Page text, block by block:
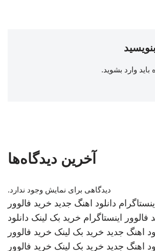
وارد بشوید.
آخرین دیدگاه‌ها
دیدگاهی برای نمایش وجود ندارد.
دانلود اهنگ جدید خرید فالوور
فالوور اینستاگرام خرید بک لینک دانلود
اهنگ جدید خرید بک لینک خرید فالوور
اهنگ جدید خرید بک لینک خرید فالوور